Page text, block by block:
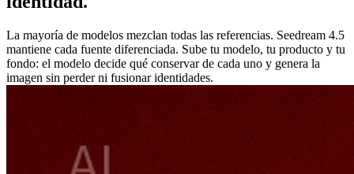
La mayoría de modelos mezclan todas las referencias. Seedream 4.5
mantiene cada fuente diferenciada. Sube tu modelo, tu producto y tu
fondo: el modelo decide qué conservar de cada uno y genera la
imagen sin perder ni fusionar identidades.